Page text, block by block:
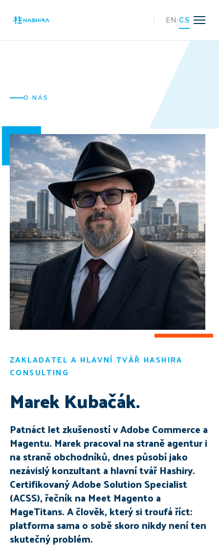
EN|CS
O NÁS
ZAKLADATEL A HLAVNÍ TVÁŘ HASHIRA
CONSULTING
Marek Kubačák.
Patnáct let zkušeností v Adobe Commerce a
Magentu. Marek pracoval na straně agentur i
na straně obchodníků, dnes působí jako
nezávislý konzultant a hlavní tvář Hashiry.
Certifikovaný Adobe Solution Specialist
(ACSS), řečník na Meet Magento a
MageTitans. A člověk, který si troufá říct:
platforma sama o sobě skoro nikdy není ten
skutečný problém.